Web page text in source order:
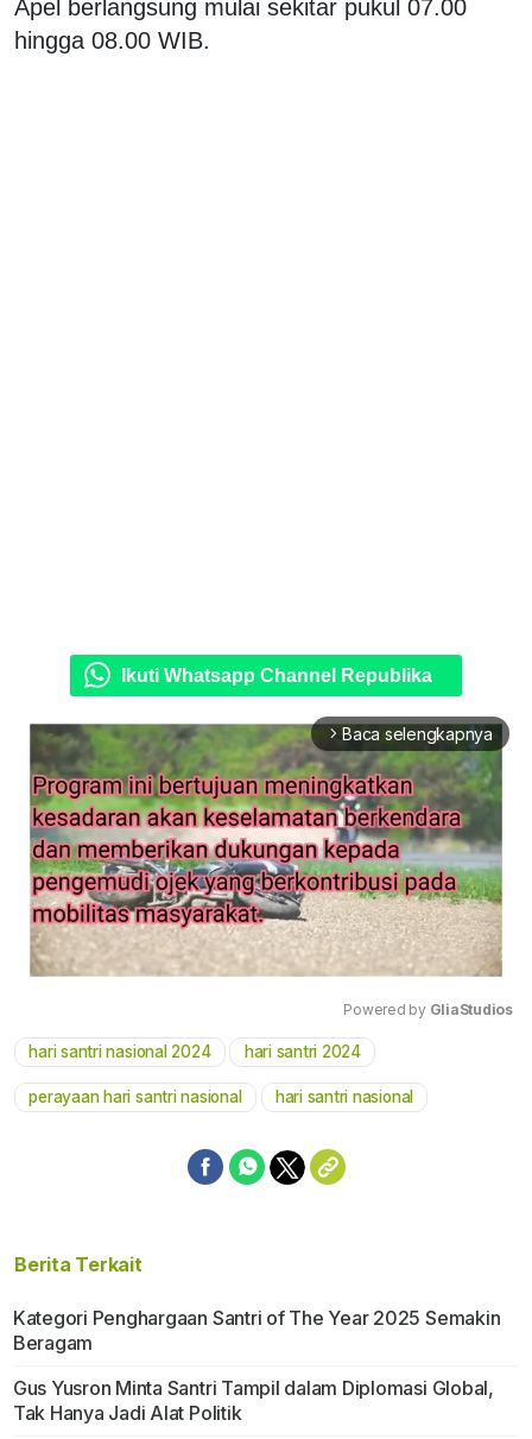
Apel berlangsung mulai sekitar pukul 07.00
hingga 08.00 WIB.
Ikuti Whatsapp Channel Republika
arrow_forward_ios Baca selengkapnya
Powered by GliaStudios
hari santri nasional 2024 hari santri 2024
perayaan hari santri nasional hari santri nasional
Berita Terkait
Kategori Penghargaan Santri of The Year 2025 Semakin
Beragam
Gus Yusron Minta Santri Tampil dalam Diplomasi Global,
Tak Hanya Jadi Alat Politik